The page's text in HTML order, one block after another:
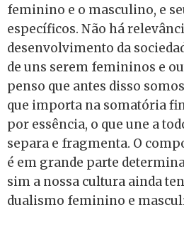
feminino e o masculino, e
específicos. Não há
desenvolvimento da
de uns serem femininos e
penso que antes disso
que importa na somatória
por essência, o que une a
separa e fragmenta. O
é em grande parte
sim a nossa cultura ainda
dualismo feminino e